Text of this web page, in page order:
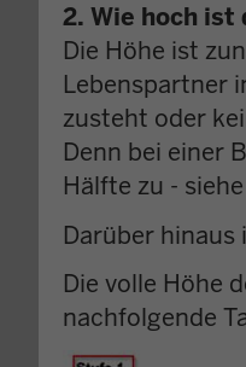
2. Wie hoch ist
Die Höhe ist
Lebenspartner
zusteht oder
Denn bei einer
Hälfte zu -
Darüber
Die volle Höhe
nachfolgende